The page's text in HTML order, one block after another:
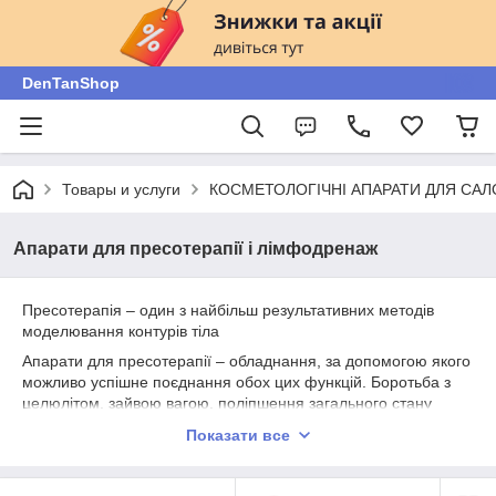
DenTanShop
Товары и услуги КОСМЕТОЛОГІЧНІ АПАРАТИ ДЛЯ
Апарати для пресотерапії і лімфодренаж
Пресотерапія – один з найбільш результативних методів
моделювання контурів тіла
Апарати для пресотерапії – обладнання, за допомогою якого
можливо успішне поєднання обох цих функцій. Боротьба з
целюлітом, зайвою вагою, поліпшення загального стану
ділянках тіла – руках, ногах, литках, стегнах, сідницях, животі
Показати все